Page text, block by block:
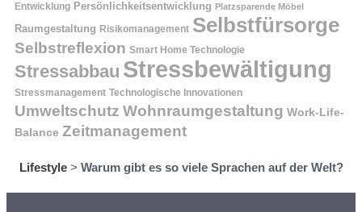
Entwicklung Persönlichkeitsentwicklung Platzsparende Möbel
Raumgestaltung Risikomanagement Selbstfürsorge
Selbstreflexion Smart Home Technologie
Stressabbau Stressbewältigung
Stressmanagement Technologische Innovationen
Umweltschutz Wohnraumgestaltung Work-Life-
Balance Zeitmanagement
Lifestyle> Warum gibt es so viele Sprachen auf der Welt?